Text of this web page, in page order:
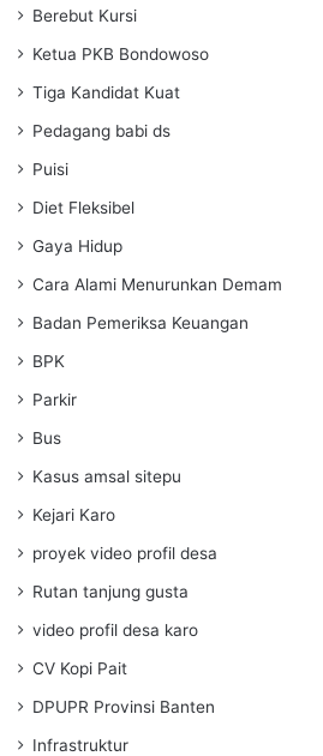
Berebut Kursi
Ketua PKB Bondowoso
Tiga Kandidat Kuat
Pedagang babi ds
Puisi
Diet Fleksibel
Gaya Hidup
Cara Alami Menurunkan Demam
Badan Pemeriksa Keuangan
BPK
Parkir
Bus
Kasus amsal sitepu
Kejari Karo
proyek video profil desa
Rutan tanjung gusta
video profil desa karo
CV Kopi Pait
DPUPR Provinsi Banten
Infrastruktur